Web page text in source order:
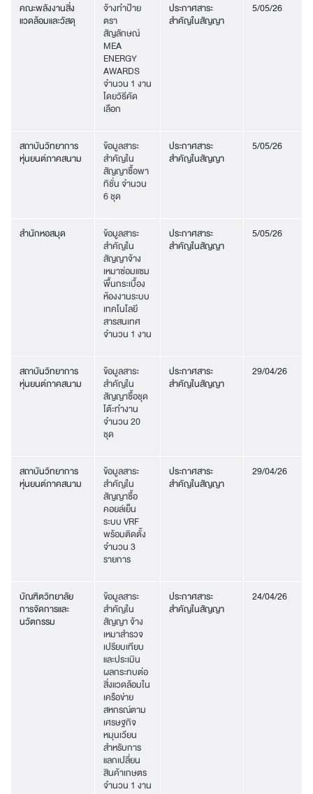
คณะพลังงานสิ่ง
แวดล้อมและวัสดุ
จ้างทำป้าย
ตรา
สัญลักษณ์
MEA
ENERGY
AWARDS
จำนวน 1 งาน
โดยวิธีคัด
เลือก
ประกาศสาระ
สำคัญในสัญญา
5/05/26
สถาบันวิทยาการ
หุ่นยนต์ภาคสนาม
ข้อมูลสาระ
สำคัญใน
สัญญาซื้อพา
ทิชั่น จำนวน
6 ชุด
ประกาศสาระ
สำคัญในสัญญา
5/05/26
สำนักหอสมุด
ข้อมูลสาระ
สำคัญใน
สัญญาจ้าง
เหมาซ่อมแซม
พื้นกระเบื้อง
ห้องงานระบบ
เทคโนโลยี
สารสนเทศ
จำนวน 1 งาน
ประกาศสาระ
สำคัญในสัญญา
5/05/26
สถาบันวิทยาการ
หุ่นยนต์ภาคสนาม
ข้อมูลสาระ
สำคัญใน
สัญญาซื้อชุด
โต๊ะทำงาน
จำนวน 20
ชุด
ประกาศสาระ
สำคัญในสัญญา
29/04/26
สถาบันวิทยาการ
หุ่นยนต์ภาคสนาม
ข้อมูลสาระ
สำคัญใน
สัญญาซื้อ
คอยล์เย็น
ระบบ VRF
พร้อมติดตั้ง
จำนวน 3
รายการ
ประกาศสาระ
สำคัญในสัญญา
29/04/26
บัณฑิตวิทยาลัย
การจัดการและ
นวัตกรรม
ข้อมูลสาระ
สำคัญใน
สัญญา จ้าง
เหมาสำรวจ
เปรียบเทียบ
และประเมิน
ผลกระทบต่อ
สิ่งแวดล้อมใน
เครือข่าย
สหกรณ์ตาม
เศรษฐกิจ
หมุนเวียน
สำหรับการ
แลกเปลี่ยน
สินค้าเกษตร
จำนวน 1 งาน
ประกาศสาระ
สำคัญในสัญญา
24/04/26